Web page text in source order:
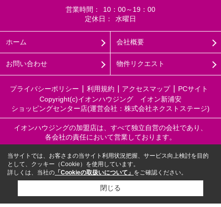
営業時間：
10：00～19：00
定休日：
水曜日
ホーム 会社概要
お問い合わせ 物件リクエスト
プライバシーポリシー 利用規約 アクセスマップ
PCサイト
Copyright(c)イオンハウジング イオン新浦安
ショッピングセンター店(運営会社：株式会社ネクストステージ)
イオンハウジングの加盟店は、すべて独立自営の会社であり、
各会社の責任において営業しております。
当サイトでは、お客さまの当サイト利用状況把握、サービス向上検討を目的
として、クッキー（Cookie）を使用しています。
詳しくは、当社の 「Cookieの取扱いについて」 をご確認ください。
閉じる